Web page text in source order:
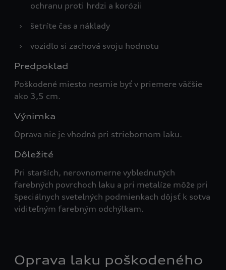
ochranu proti hrdzi a korózii
›
šetríte čas a náklady
›
vozidlo si zachová svoju hodnotu
Predpoklad
Poškodené miesto nesmie byť v priemere väčšie
ako 3,5 cm.
Výnimka
Oprava nie je vhodná pri striebornom laku.
Dôležité
Pri starších, nerovnomerne vyblednutých
farebných povrchoch laku a pri metalíze môže pri
špeciálnych svetelných podmienkach dôjsť k sotva
viditeľným farebným odchýlkam.
Oprava laku poškodeného